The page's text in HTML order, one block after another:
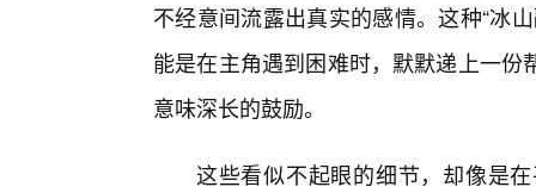
不经意间流露出真实的感情。这种“冰
能是在主角遇到困难时，默默递上一
意味深长的鼓励。
这些看似不起眼的细节，却像是